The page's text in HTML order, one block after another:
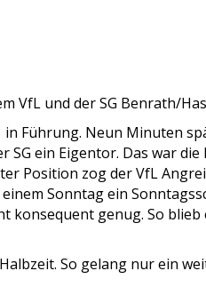
VfL und der SG Benrath/
Führung. Neun Minuten
ein Eigentor. Das war die
Position zog der VfL
Sonntag ein
konsequent genug. So blieb
So gelang nur ein